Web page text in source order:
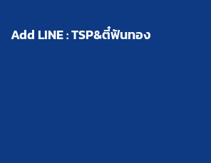
Add LINE : TSP&ตี๋ฟันทอง